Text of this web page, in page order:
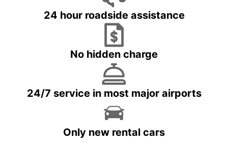
24 hour roadside assistance
No hidden charge
24/7 service in most major airports
Only new rental cars